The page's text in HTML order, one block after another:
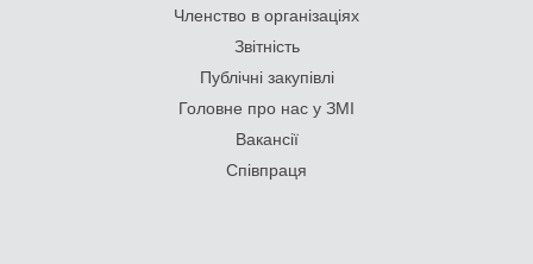
Членство в організаціях
Звітність
Публічні закупівлі
Головне про нас у ЗМІ
Вакансії
Співпраця